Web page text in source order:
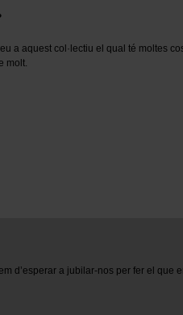
a aquest col·lectiu el qual té moltes
molt.
d’esperar a jubilar-nos per fer el que